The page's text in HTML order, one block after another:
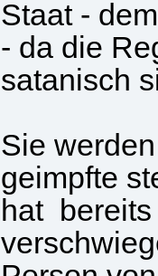
Staat -
- da die
satanisch
Sie
geimpfte
hat